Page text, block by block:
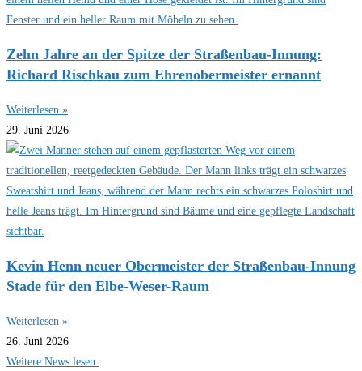
Zehn Jahre an der Spitze der Straßenbau-Innung:
Richard Rischkau zum Ehrenobermeister ernannt
Weiterlesen »
29. Juni 2026
Kevin Henn neuer Obermeister der Straßenbau-Innung
Stade für den Elbe-Weser-Raum
Weiterlesen »
26. Juni 2026
Weitere News lesen.